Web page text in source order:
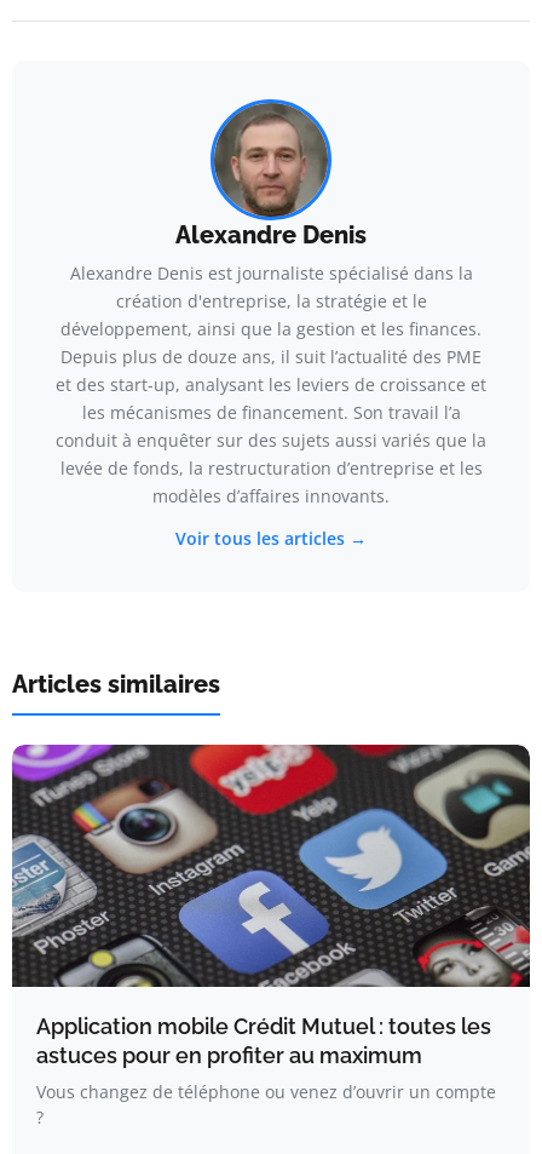
Alexandre Denis
Alexandre Denis est journaliste spécialisé dans la
création d'entreprise, la stratégie et le
développement, ainsi que la gestion et les finances.
Depuis plus de douze ans, il suit l’actualité des PME
et des start-up, analysant les leviers de croissance et
les mécanismes de financement. Son travail l’a
conduit à enquêter sur des sujets aussi variés que la
levée de fonds, la restructuration d’entreprise et les
modèles d’affaires innovants.
Voir tous les articles →
Articles similaires
Application mobile Crédit Mutuel : toutes les
astuces pour en profiter au maximum
Vous changez de téléphone ou venez d’ouvrir un compte
?